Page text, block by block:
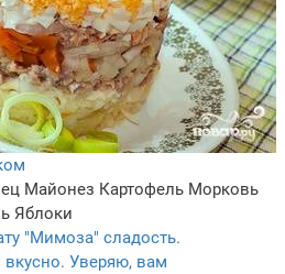
Майонез Картофель Морковь
Яблоки
"Мимоза" сладость.
вкусно. Уверяю, вам